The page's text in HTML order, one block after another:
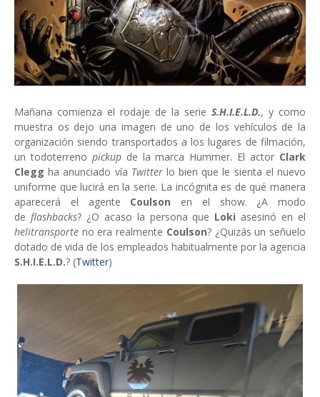
Mañana comienza el rodaje de la serie S.H.I.E.L.D., y como
muestra os dejo una imagen de uno de los vehículos de la
organización siendo transportados a los lugares de filmación,
un todoterreno pickup de la marca Hummer. El actor Clark
Clegg ha anunciado vía Twitter lo bien que le sienta el nuevo
uniforme que lucirá en la serie. La incógnita es de qué manera
aparecerá el agente Coulson en el show. ¿A modo
de flashbacks? ¿O acaso la persona que Loki asesinó en el
helitransporte no era realmente Coulson? ¿Quizás un señuelo
dotado de vida de los empleados habitualmente por la agencia
S.H.I.E.L.D.? (Twitter)